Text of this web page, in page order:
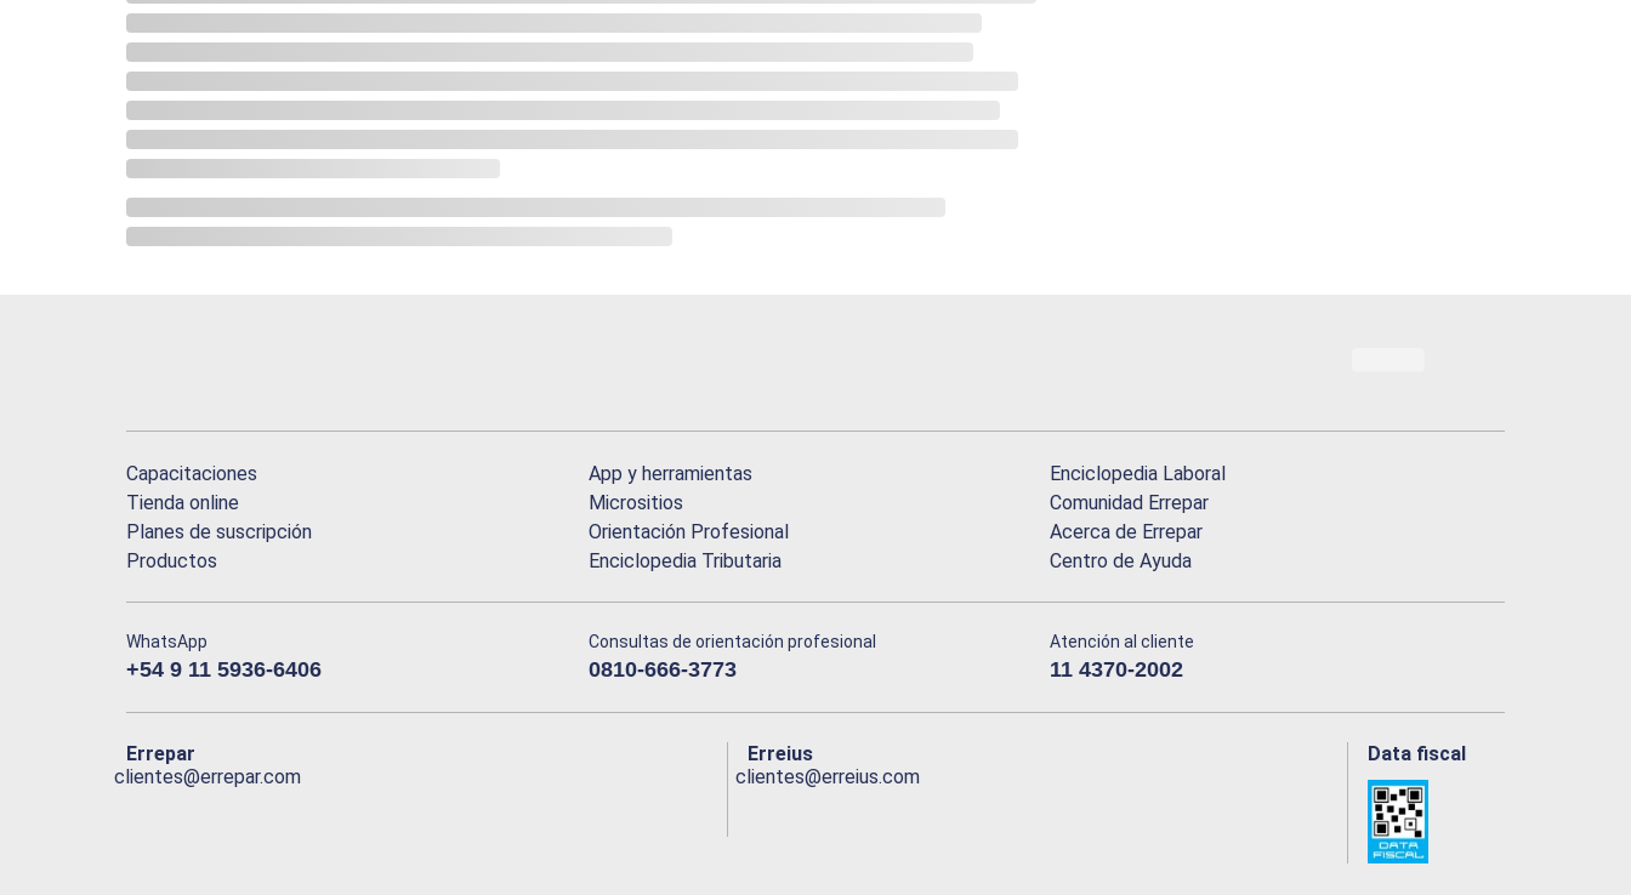
Capacitaciones
Tienda online
Planes de suscripción
Productos
App y herramientas
Micrositios
Orientación Profesional
Enciclopedia Tributaria
Enciclopedia Laboral
Comunidad Errepar
Acerca de Errepar
Centro de Ayuda
WhatsApp
+54 9 11 5936-6406
Consultas de orientación profesional
0810-666-3773
Atención al cliente
11 4370-2002
Errepar
clientes@errepar.com
Erreius
clientes@erreius.com
Data fiscal